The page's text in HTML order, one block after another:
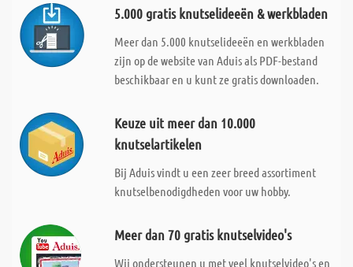
5.000 gratis knutselideeën & werkbladen
Meer dan 5.000 knutselideeën en werkbladen
zijn op de website van Aduis als PDF-bestand
beschikbaar en u kunt ze gratis downloaden.
Keuze uit meer dan 10.000
knutselartikelen
Bij Aduis vindt u een zeer breed assortiment
knutselbenodigdheden voor uw hobby.
Meer dan 70 gratis knutselvideo's
Wij ondersteunen u met veel knutselvideo's en